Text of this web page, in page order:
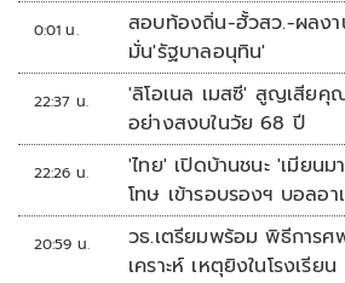
0:01 น.
สอบท้องถิ่น-ฮั้วสว.-ผลงา
มั่น'รัฐบาลอนุทิน'
22:37 น.
'ลิโอเนล เมสซี' สูญเสียคุ
อย่างสงบในวัย 68 ปี
22:26 น.
'ไทย' เปิดบ้านชนะ 'เมียน
โทษ เข้ารอบรองฯ บอลอ
20:59 น.
วธ.เตรียมพร้อม พิธีการศ
เคราะห์ เหตุยิงในโรงเรียน